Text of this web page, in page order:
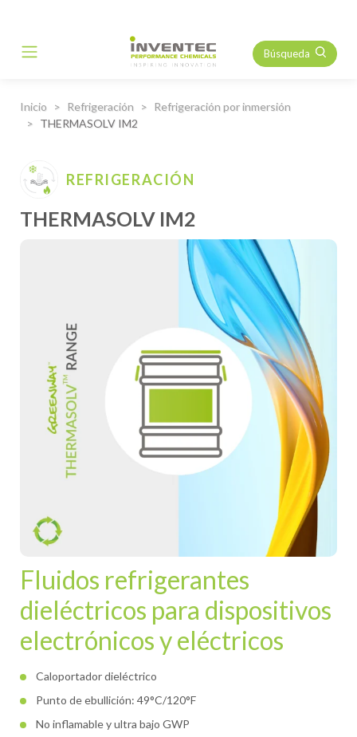
Main Navigation Búsqueda
Inicio Refrigeración
Refrigeración por inmersión
THERMASOLV IM2
REFRIGERACIÓN
THERMASOLV IM2
Fluidos refrigerantes
dieléctricos para dispositivos
electrónicos y eléctricos
Caloportador dieléctrico
Punto de ebullición: 49°C/120°F
No inflamable y ultra bajo GWP